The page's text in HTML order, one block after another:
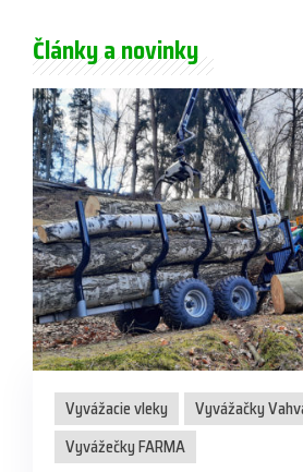
Články a novinky
Vyvážacie vleky
Vyvážačky
Vyvážečky FARMA